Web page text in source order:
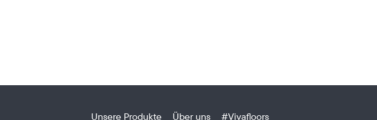
Unsere Produkte Über uns #Vivafloors